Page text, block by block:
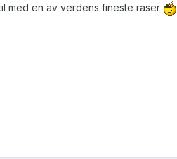
med en av verdens fineste raser